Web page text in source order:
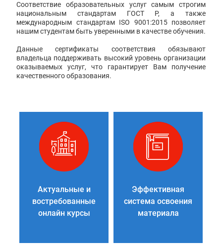
Соответствие образовательных услуг самым строгим
национальным стандартам ГОСТ Р, а также
международным стандартам ISO 9001:2015 позволяет
нашим студентам быть уверенными в качестве обучения.
Данные сертификаты соответствия обязывают
владельца поддерживать высокий уровень организации
оказываемых услуг, что гарантирует Вам получение
качественного образования.
Актуальные и
востребованные
онлайн курсы
Эффективная
система освоения
материала